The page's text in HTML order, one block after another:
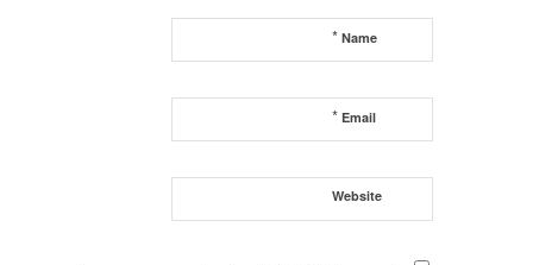
Name
*
Email
*
Website